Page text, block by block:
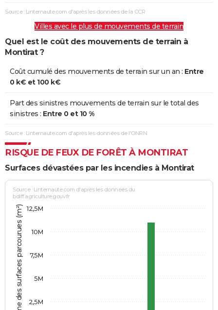
Source : Linternaute.com d'après les données de la CCR
Villes avec le plus de mouvements de terrain
Quel est le coût des mouvements de terrain à
Montirat ?
Coût cumulé des mouvements de terrain sur un an : Entre
0 k€ et 100 k€
Part des sinistres mouvements de terrain sur le total des
sinistres : Entre 0 et 10 %
Source : Linternaute.com d'après les données de l'ONRN
RISQUE DE FEUX DE FORÊT À MONTIRAT
Surfaces dévastées par les incendies à Montirat
Somme des surfaces parcourues (m²)
Source : Linternaute.com d'après les données du
bdiff.agriculture.gouv.fr
2,5M
5M
7,5M
10M
12,5M